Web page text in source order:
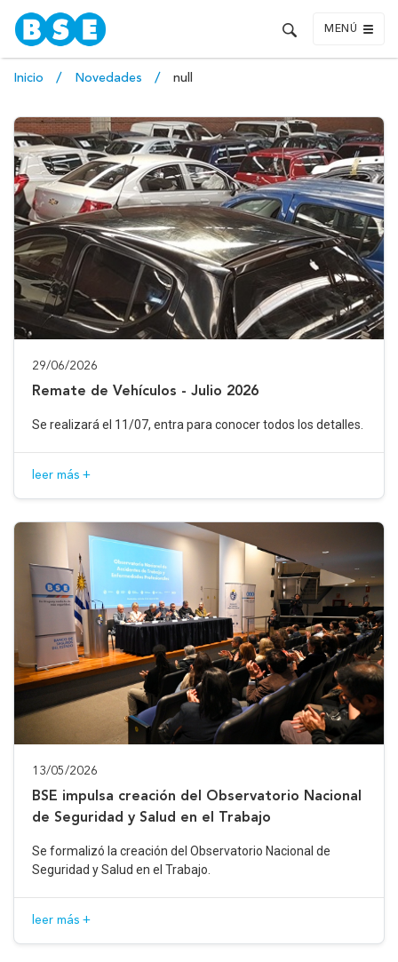
MENÚ
Inicio Novedades null
29/06/2026
Remate de Vehículos - Julio 2026
Se realizará el 11/07, entra para conocer todos los detalles.
leer más +
13/05/2026
BSE impulsa creación del Observatorio Nacional
de Seguridad y Salud en el Trabajo
Se formalizó la creación del Observatorio Nacional de
Seguridad y Salud en el Trabajo.
leer más +